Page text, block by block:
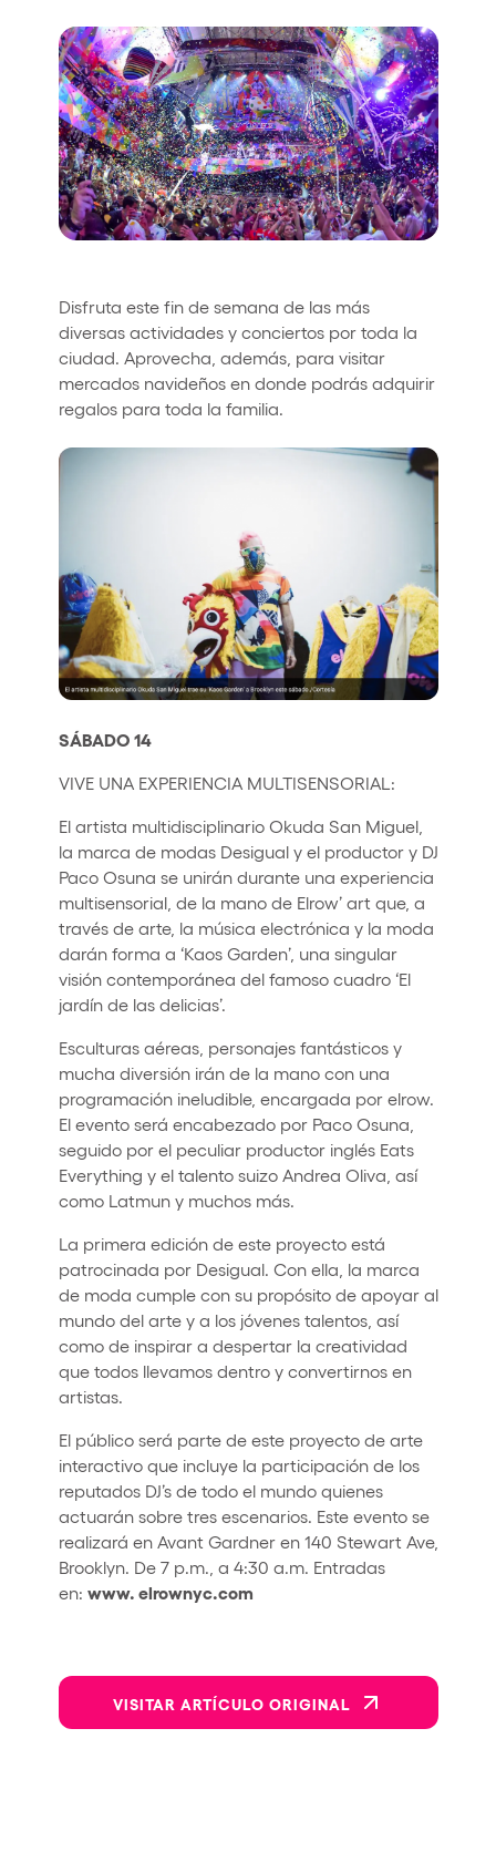
Quienes somos
¿Quieres trabajar con nosotros?
elrow News
Síguenos en tiktok
Síguenos en facebook
Síguenos en instagram
Síguenos en twitter
Síguenos en linkedin
Síguenos en youtube
Política de Sostenibilidad
Disfruta este fin de semana de las más
diversas actividades y conciertos por toda la
ciudad. Aprovecha, además, para visitar
mercados navideños en donde podrás adquirir
regalos para toda la familia.
SÁBADO 14
VIVE UNA EXPERIENCIA MULTISENSORIAL:
El artista multidisciplinario Okuda San Miguel,
la marca de modas Desigual y el productor y DJ
Paco Osuna se unirán durante una experiencia
multisensorial, de la mano de Elrow’ art que, a
través de arte, la música electrónica y la moda
darán forma a ‘Kaos Garden’, una singular
visión contemporánea del famoso cuadro ‘El
jardín de las delicias’.
Esculturas aéreas, personajes fantásticos y
mucha diversión irán de la mano con una
programación ineludible, encargada por elrow.
El evento será encabezado por Paco Osuna,
seguido por el peculiar productor inglés Eats
Everything y el talento suizo Andrea Oliva, así
como Latmun y muchos más.
La primera edición de este proyecto está
patrocinada por Desigual. Con ella, la marca
de moda cumple con su propósito de apoyar al
mundo del arte y a los jóvenes talentos, así
como de inspirar a despertar la creatividad
que todos llevamos dentro y convertirnos en
artistas.
El público será parte de este proyecto de arte
interactivo que incluye la participación de los
reputados DJ’s de todo el mundo quienes
actuarán sobre tres escenarios. Este evento se
realizará en Avant Gardner en 140 Stewart Ave,
Brooklyn. De 7 p.m., a 4:30 a.m. Entradas
en: www. elrownyc.com
VISITAR ARTÍCULO ORIGINAL